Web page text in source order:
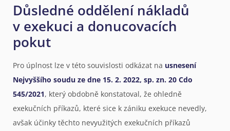
Důsledné oddělení nákladů
v exekuci a donucovacích
pokut
Pro úplnost lze v této souvislosti odkázat na usnesení
Nejvyššího soudu ze dne 15. 2. 2022, sp. zn. 20 Cdo
545/2021, který obdobně konstatoval, že ohledně
exekučních příkazů, které sice k zániku exekuce nevedly,
avšak účinky těchto nevyužitých exekučních příkazů